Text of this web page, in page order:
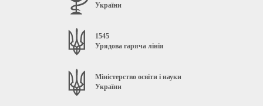
України
1545
Урядова гаряча лінія
Міністерство освіти і науки
України